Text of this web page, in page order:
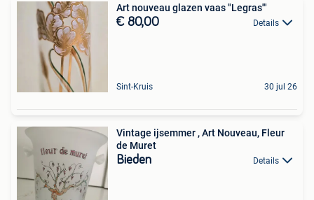
Art nouveau glazen vaas "Legras'"
€ 80,00 Details
Sint-Kruis 30 jul 26
Vintage ijsemmer , Art Nouveau, Fleur
de Muret
Bieden Details